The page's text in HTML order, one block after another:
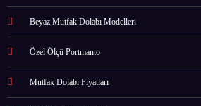
Beyaz Mutfak Dolabı Modelleri
Özel Ölçü Portmanto
Mutfak Dolabı Fiyatları